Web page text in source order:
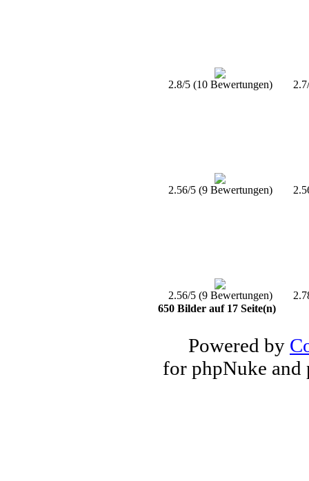
2.8/5 (10 Bewertungen)
2.56/5 (9 Bewertungen)
2.56/5 (9 Bewertungen)
650 Bilder auf 17 Seite(n)
Powered by
for phpNuke